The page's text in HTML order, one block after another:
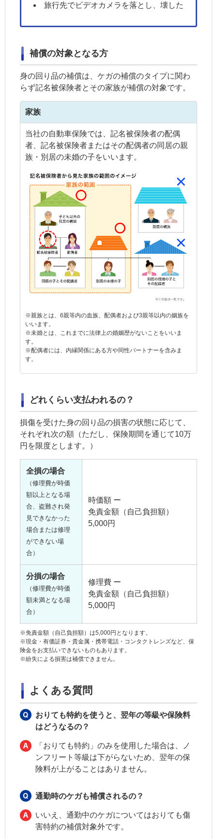
旅行先でビデオカメラを落とし、壊した
補償の対象となる方
身の回り品の補償は、ケガの補償のタイプに関わ
らず記名被保険者とその家族が補償の対象です。
家族
当社の自動車保険では、記名被保険者の配偶
者、記名被保険者またはその配偶者の同居の親
族・別居の未婚の子をいいます。
※親族とは、6親等内の血族、配偶者および3親等以内の姻族を
いいます。
※未婚とは、これまでに法律上の婚姻歴がないことをいいま
す。
※配偶者には、内縁関係にある方や同性パートナーを含みま
す。
どれくらい支払われるの？
損傷を受けた身の回り品の損害の状態に応じて、
それぞれ次の額（ただし、保険期間を通じて10万
円を限度とします。）
全損の場合
（修理費が時価
額以上となる場
合、盗難され発
見できなかった
場合または修理
ができない場
合）
時価額 ー
免責金額（自己負担額）
5,000円
分損の場合
（修理費が時価
額未満となる場
合）
修理費 ー
免責金額（自己負担額）
5,000円
※免責金額（自己負担額）は5,000円となります。
※現金・有価証券・貴金属・携帯電話・コンタクトレンズなど、保
険金をお支払いできないものもあります。
※紛失による損害は補償できません。
よくある質問
おりても特約を使うと、翌年の等級や保険料
はどうなるの？
「おりても特約」のみを使用した場合は、ノ
ンフリート等級は下がらないため、翌年の保
険料が上がることはありません。
通勤時のケガも補償されるの？
いいえ、通勤中のケガについてはおりても傷
害特約の補償対象外です。